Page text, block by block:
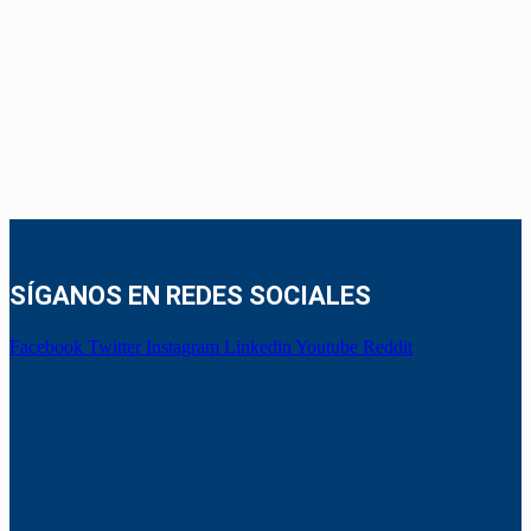
SÍGANOS EN REDES SOCIALES
Facebook Twitter Instagram Linkedin Youtube Reddit